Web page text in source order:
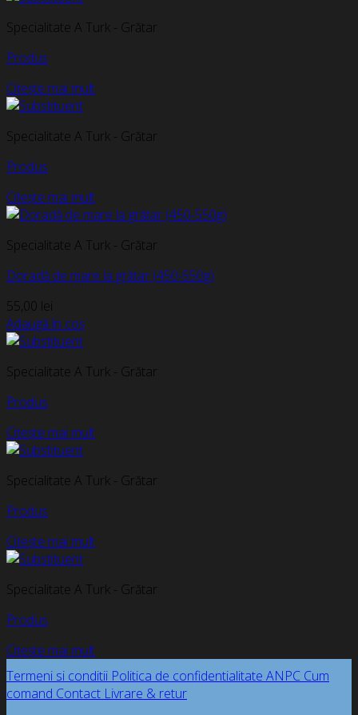
Specialitate A Turk - Grătar
Produs
Citește mai mult
Specialitate A Turk - Grătar
Produs
Citește mai mult
Specialitate A Turk - Grătar
Doradă de mare la grătar (450-550g)
55,00 lei
Adaugă în coș
Specialitate A Turk - Grătar
Produs
Citește mai mult
Specialitate A Turk - Grătar
Produs
Citește mai mult
Specialitate A Turk - Grătar
Produs
Citește mai mult
Termeni si conditii Politica de confidentialitate ANPC Cum
comand Contact Livrare & retur